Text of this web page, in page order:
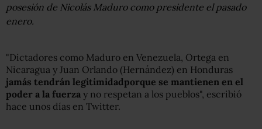
posesión de Nicolás Maduro como presidente el pasado
enero.
"Dictadores como Maduro en Venezuela, Ortega en
Nicaragua y Juan Orlando (Hernández) en Honduras
jamás tendrán legitimidadporque se mantienen en el
poder a la fuerza y no respetan a los pueblos", escribió
hace unos días en Twitter.